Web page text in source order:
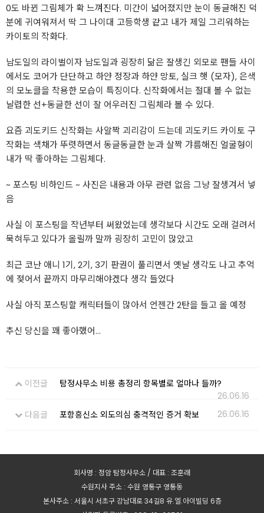
0도 바뀐 그림체가 확 느껴진다. 미간이 넓어졌지만 눈이 동글해진 덕
분에 귀여워져서 딱 그 나이대 고등학생 같고 내가 제일 그리워하는
카이토의 작화다.
남도일의 라이벌이자 남도일과 굉장히 닮은 잘생긴 외모로 팬들 사이
에서도 코어가 단단하고 하얀 정장과 하얀 망토, 실크 햇 (모자), 은색
의 모노클을 착용한 모습이 특징이다. 신작화에서는 절대 볼 수 없는
날렵한 선+동글한 선이 잘 어우러진 그림체라 볼 수 있다.
요즘 괴도키드 신작화는 사알짝 괴리감이 드는데 괴도키드 카이토 구
작화는 색채가 뚜렷하면서 동글동글한 눈과 살짝 갸름해진 얼굴형이
내가 딱 좋아하는 그림체다.
~ 포스팅 비하인드 ~ 사진은 내용과 아무 관련 없음 그냥 잘생겨서 넣
음
사실 이 포스팅을 작년부터 써왔었는데 생각보다 시간도 오래 걸려서
묵혀두고 있다가 올릴까 말까 굉장히 고민이 많았고
최근 코난 애니 1기, 2기, 3기 판권이 풀리면서 옛날 생각도 나고 추억
에 젖어서 끝까지 마무리해야겠다 생각 들었다
사실 아직 포스팅할 캐릭터들이 많아서 언젠간 2탄을 들고 올 예정
추신 당신을 꽤 좋아했어...
이전글
탐정사무소 비용 총정리 항목별로 얼마나 들까?
26.06.16
다음글
포항흥신소 외도의심 충격적인 증거 확보 26.06.16
회사명 : 정암 탐정사무소 / 대표 : 조훈래
수원지사 주소 : 수원 영통구 영통동
본사주소 : 서울시 서초구 강남대로 34길8 유.엘.아이빌딩 6층